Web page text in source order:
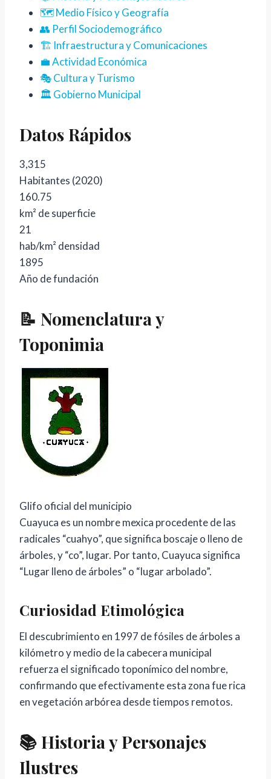
🗺️ Medio Físico y Geografía
👥 Perfil Sociodemográfico
🏗️ Infraestructura y Comunicaciones
💼 Actividad Económica
🎭 Cultura y Turismo
🏛️ Gobierno Municipal
Datos Rápidos
3,315
Habitantes (2020)
160.75
km² de superficie
21
hab/km² densidad
1895
Año de fundación
📝 Nomenclatura y
Toponimia
Glifo oficial del municipio
Cuayuca es un nombre mexica procedente de las
radicales “cuahyo”, que significa boscaje o lleno de
árboles, y “co”, lugar. Por tanto, Cuayuca significa
“Lugar lleno de árboles” o “lugar arbolado”.
Curiosidad Etimológica
El descubrimiento en 1997 de fósiles de árboles a
kilómetro y medio de la cabecera municipal
refuerza el significado toponímico del nombre,
confirmando que efectivamente esta zona fue rica
en vegetación arbórea desde tiempos remotos.
📚 Historia y Personajes
Ilustres